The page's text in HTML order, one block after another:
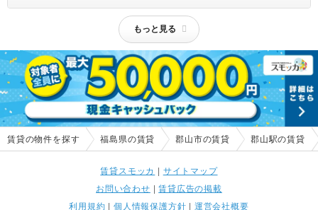
もっと見る
賃貸の物件を探す 福島県の賃貸 郡山市の賃貸 郡山駅の賃貸
賃貸スモッカ | サイトマップ
お問い合わせ |賃貸広告の掲載
利用規約 | 個人情報保護方針 | 運営会社概要